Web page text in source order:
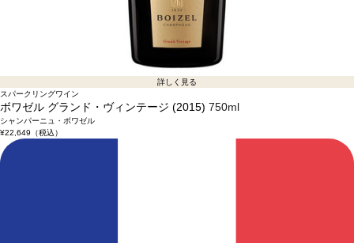
詳しく見る
スパークリングワイン
ボワゼル グランド・ヴィンテージ (2015) 750ml
シャンパーニュ・ボワゼル
¥22,649 （税込）